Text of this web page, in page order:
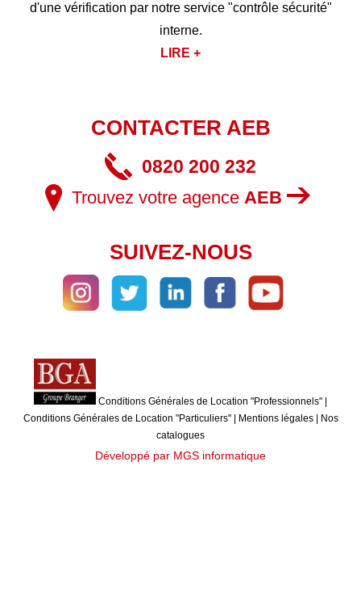
d'une vérification par notre service "contrôle sécurité"
interne.
LIRE +
CONTACTER AEB
0820 200 232
Trouvez votre agence AEB
SUIVEZ-NOUS
Conditions Générales de Location "Professionnels"
Conditions Générales de Location "Particuliers"| Mentions légales|
Nos
catalogues
Développé par MGS informatique